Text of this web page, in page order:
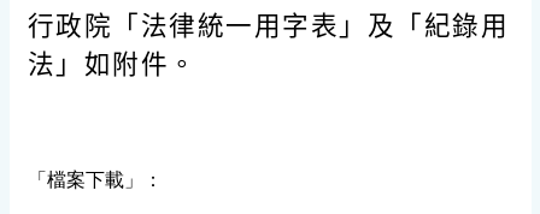
行政院「法律統一用字表」及「紀錄用
法」如附件。
「檔案下載」：